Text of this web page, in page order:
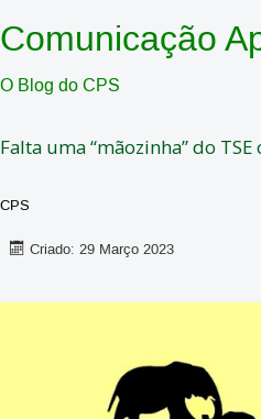
Comunicação
O Blog do CPS
Falta uma “mãozinha” do
CPS
Criado: 29 Março 2023